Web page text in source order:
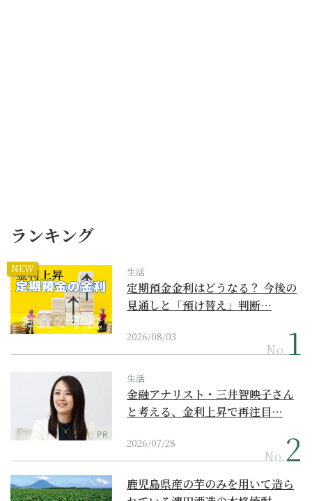
ランキング
NEW 生活
定期預金金利はどうなる？ 今後の
見通しと「預け替え」判断…
2026/08/03
No.
PR
生活
金融アナリスト・三井智映子さん
と考える、金利上昇で再注目…
2026/07/28
No.
鹿児島県産の芋のみを用いて造ら